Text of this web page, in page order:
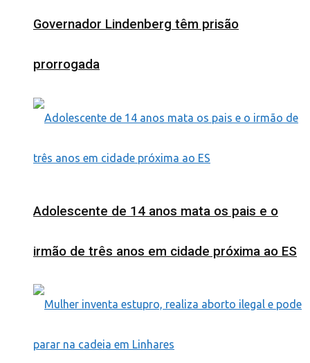
Governador Lindenberg têm prisão
prorrogada
Adolescente de 14 anos mata os pais e o
irmão de três anos em cidade próxima ao ES